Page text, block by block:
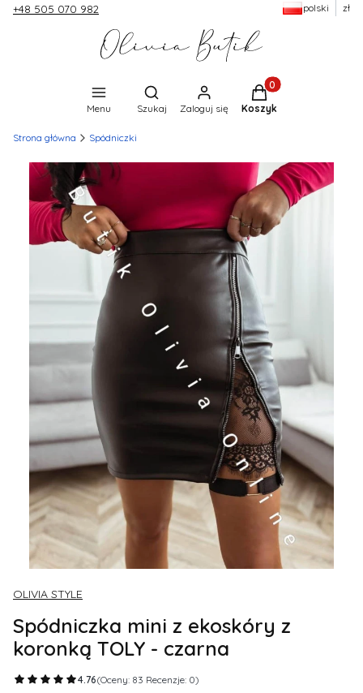
+48 505 070 982 polski zł
Menu
Otwórz wyszukiwarkę
Szukaj Zaloguj się
Produkty w
Koszyk
Strona główna Spódniczki
OLIVIA STYLE
Spódniczka mini z ekoskóry z
koronką TOLY - czarna
4.76(Oceny: 83 Recenzje: 0)